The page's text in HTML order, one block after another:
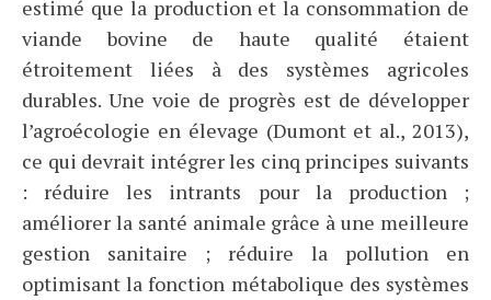
estimé que la production et la consommation de
viande bovine de haute qualité étaient
étroitement liées à des systèmes agricoles
durables. Une voie de progrès est de développer
l’agroécologie en élevage (Dumont et al., 2013),
ce qui devrait intégrer les cinq principes suivants
: réduire les intrants pour la production ;
améliorer la santé animale grâce à une meilleure
gestion sanitaire ; réduire la pollution en
optimisant la fonction métabolique des systèmes